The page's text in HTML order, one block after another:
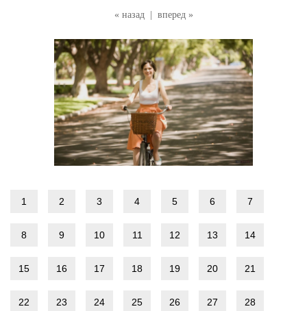
« назад
вперед »
1 2 3 4 5 6 7
8 9 10 11 12 13 14
15 16 17 18 19 20 21
22 23 24 25 26 27 28